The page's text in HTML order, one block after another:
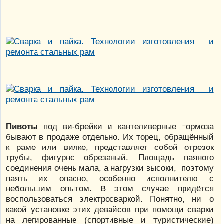
Пивоты под ви-брейки и кантеливерные тормоза
бывают в продаже отдельно. Их торец, обращённый
к раме или вилке, представляет собой отрезок
трубы, фигурно обрезаный. Площадь паяного
соединения очень мала, а нагрузки высоки, поэтому
паять их опасно, особенно исполнителю с
небольшим опытом. В этом случае придётся
воспользоваться электросваркой. Понятно, ни о
какой установке этих девайсов при помощи сварки
на легированные (спортивные и туристические)